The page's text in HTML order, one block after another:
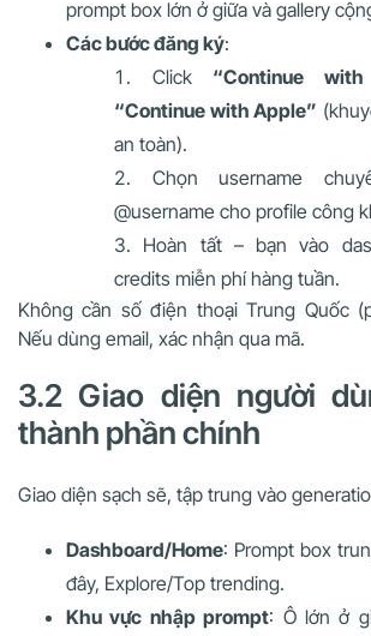
prompt box lớn ở giữa và gallery
Các bước đăng ký:
Click “Continue with
“Continue with Apple”
an toàn).
Chọn username
@username cho profile công
Hoàn tất – bạn vào
credits miễn phí hàng tuần.
Không cần số điện thoại Trung Quốc
Nếu dùng email, xác nhận qua mã.
3.2 Giao diện người
thành phần chính
Giao diện sạch sẽ, tập trung vào
Dashboard/Home: Prompt box
đây, Explore/Top trending.
Khu vực nhập prompt: Ô lớn ở